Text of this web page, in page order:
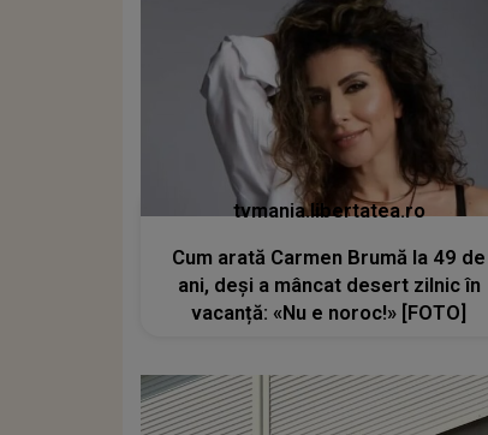
tvmania.libertatea.ro
Cum arată Carmen Brumă la 49 de
ani, deși a mâncat desert zilnic în
vacanță: «Nu e noroc!» [FOTO]